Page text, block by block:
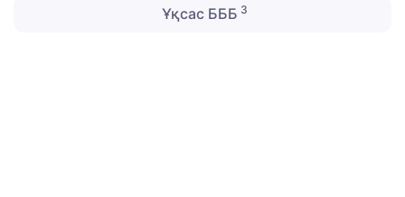
Ұқсас БББ 3